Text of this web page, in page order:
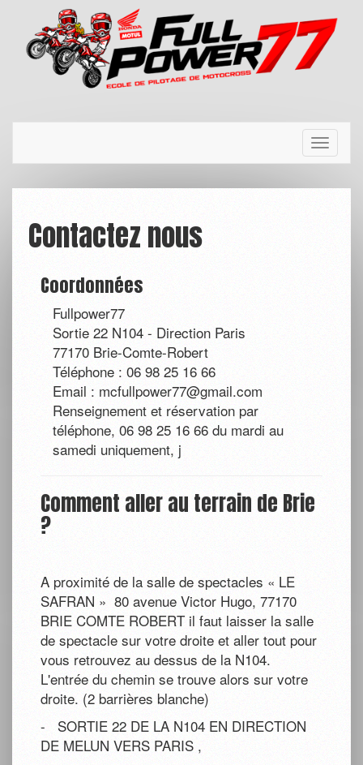
Toggle
Contactez nous
Coordonnées
Fullpower77
Sortie 22 N104 - Direction Paris
77170 Brie-Comte-Robert
Téléphone : 06 98 25 16 66
Email : mcfullpower77@gmail.com
Renseignement et réservation par
téléphone, 06 98 25 16 66 du mardi au
samedi uniquement, j
Comment aller au terrain de Brie
?
A proximité de la salle de spectacles « LE
SAFRAN » 80 avenue Victor Hugo, 77170
BRIE COMTE ROBERT il faut laisser la salle
de spectacle sur votre droite et aller tout pour
vous retrouvez au dessus de la N104.
L'entrée du chemin se trouve alors sur votre
droite. (2 barrières blanche)
- SORTIE 22 DE LA N104 EN DIRECTION
DE MELUN VERS PARIS ,